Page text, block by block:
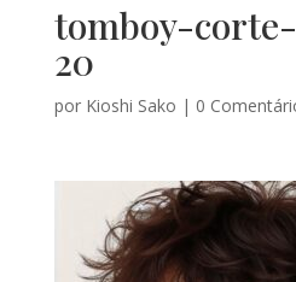
tomboy-
20
por Kioshi Sako | 0